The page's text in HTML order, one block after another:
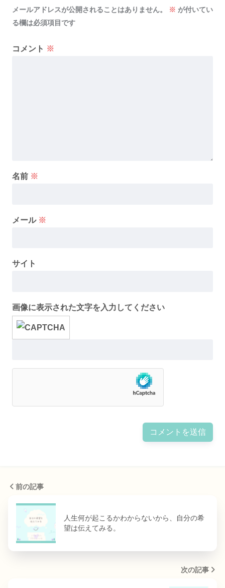
メールアドレスが公開されることはありません。 ※ が付いてい
る欄は必須項目です
コメント ※
名前 ※
メール ※
サイト
画像に表示された文字を入力してください
前の記事
人生何が起こるかわからないから、自分の希
望は伝えてみる。
次の記事